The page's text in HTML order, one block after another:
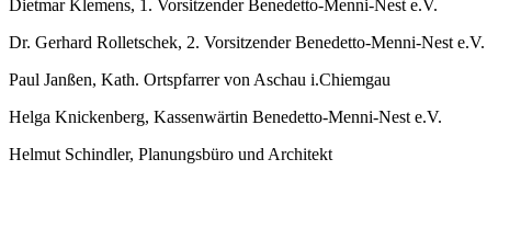
Dietmar Klemens, 1. Vorsitzender Benedetto-Menni-Nest e.V.
Dr. Gerhard Rolletschek, 2. Vorsitzender Benedetto-Menni-Nest e.V.
Paul Janßen, Kath. Ortspfarrer von Aschau i.Chiemgau
Helga Knickenberg, Kassenwärtin Benedetto-Menni-Nest e.V.
Helmut Schindler, Planungsbüro und Architekt